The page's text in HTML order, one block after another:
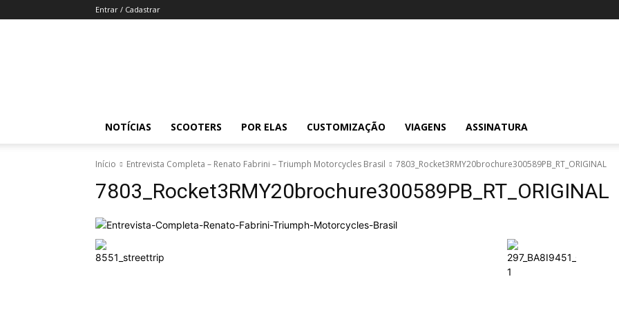
Entrar / Cadastrar
NOTÍCIAS SCOOTERS POR ELAS CUSTOMIZAÇÃO VIAGENS ASSINATURA
Início Entrevista Completa – Renato Fabrini – Triumph Motorcycles Brasil 7803_Rocket3RMY20brochure300589PB_RT_ORIGINAL
7803_Rocket3RMY20brochure300589PB_RT_ORIGINAL